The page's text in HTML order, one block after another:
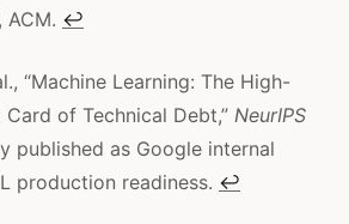
, ACM. ↩
“Machine Learning: The High-
of Technical Debt,” NeurIPS
published as Google internal
production readiness. ↩